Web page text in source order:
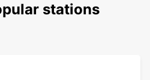
stations